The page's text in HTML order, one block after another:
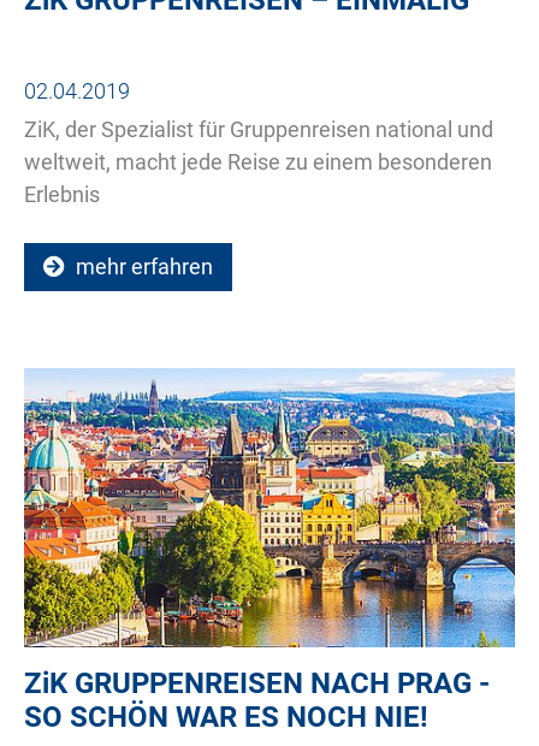
02.04.2019
ZiK, der Spezialist für Gruppenreisen national und
weltweit, macht jede Reise zu einem besonderen
Erlebnis
mehr erfahren
ZiK GRUPPENREISEN NACH PRAG -
SO SCHÖN WAR ES NOCH NIE!